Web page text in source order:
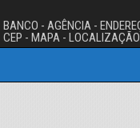
BANCO - AGÊNCIA -
CEP - MAPA -